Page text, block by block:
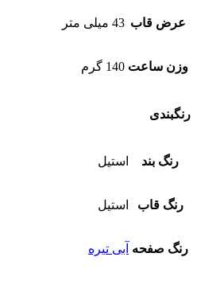
عرض قاب 43 میلی متر
وزن ساعت 140 گرم
رنگبندی
رنگ بند استیل
رنگ قاب استیل
رنگ صفحه آبی تیره